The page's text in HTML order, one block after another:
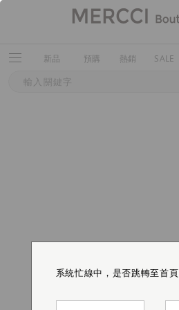
新品 預購 熱銷 SALE
系統忙線中，是否跳轉至首頁
系統忙線中，是否跳轉至首頁
系統忙線中，是否跳轉至首頁
系統忙線中，是否跳轉至首頁
系統忙線中，是否跳轉至首頁